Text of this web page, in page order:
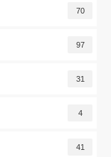
70
97
31
4
41